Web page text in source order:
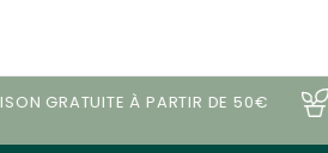
GRATUITE À PARTIR DE 50€